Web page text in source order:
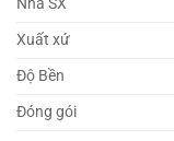
Xuất xứ
Độ Bền
Đóng gói